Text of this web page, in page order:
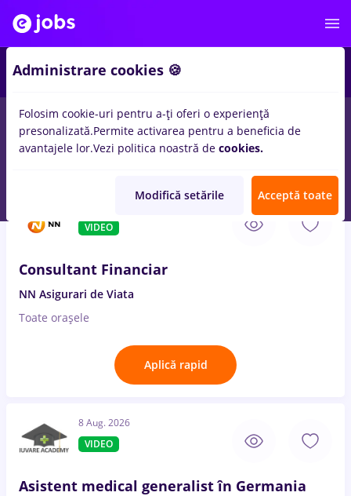
Salarii Fără experiență Entry-Level (< 2 ani)
VIDEO
Consultant Financiar
NN Asigurari de Viata
Toate oraşele
Aplică rapid
8 Aug. 2026
VIDEO
Asistent medical generalist în Germania
Administrare cookies 🍪
Folosim cookie-uri pentru a-ți oferi o experiență
presonalizată.Permite activarea pentru a beneficia de
avantajele lor.Vezi politica noastră de cookies.
Modifică setările Acceptă toate